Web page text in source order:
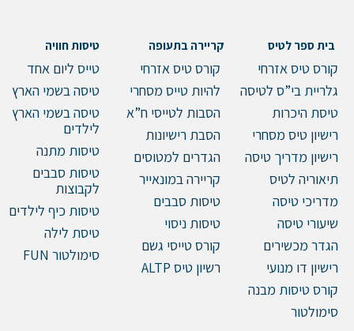
בית ספר לטיס
קורס טיס אזרחי
גלריית בי”ס לטיסה
טיסת היכרות
רישיון טיס מסחרי
רישיון מדריך טיסה
תיאוריה לטיס
מדריכי טיסה
שיעורי טיסה
הגדר מכשירים
רישיון דו מנועי
קורס טיסות מבנה
סימולטור
קריירה בתעופה
קורס טיס אזרחי
להיות טייס מסחרי
הסבות לטייסי ח”א
הסבת רישיונות
הגדרים למטוסים
קריירה במונאייר
טיסות סבבים
טיסות ניסוי
קורס טייסי גשם
רשיון טיס ALTP
טיסות חוויה
טייס ליום אחד
טיסה בשמי הארץ
טיסה בשמי הארץ
לילדים
טיסות מתנה
טיסות סבבים
לקבוצות
טיסות כיף לילדים
טיסת לילה
סימולטור FUN